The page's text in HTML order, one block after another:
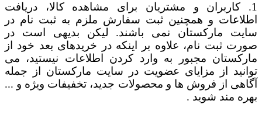
1. کاربران و مشتریان برای مشاهده کالا، دریافت
اطلاعات و همچنین ثبت سفارش ملزم به ثبت نام در
سایت مارکستان نمی باشند. لیکن بدیهی است در
صورت ثبت نام، علاوه بر اینکه در خریدهای بعد خود از
مارکستان مجبور به وارد کردن اطلاعات نیستید، می
توانید از مزایای عضویت در سایت مارکستان از جمله
آگاهی از فروش ها و محصولات جدید، تخفیفات ویژه و ...
بهره مند شوید .